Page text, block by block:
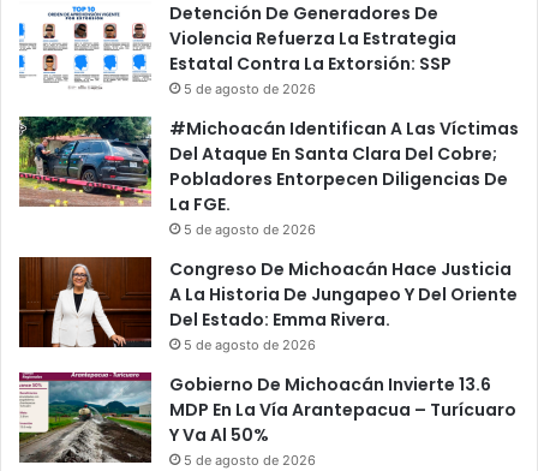
Detención De Generadores De
Violencia Refuerza La Estrategia
Estatal Contra La Extorsión: SSP
5 de agosto de 2026
#Michoacán Identifican A Las Víctimas
Del Ataque En Santa Clara Del Cobre;
Pobladores Entorpecen Diligencias De
La FGE.
5 de agosto de 2026
Congreso De Michoacán Hace Justicia
A La Historia De Jungapeo Y Del Oriente
Del Estado: Emma Rivera.
5 de agosto de 2026
Gobierno De Michoacán Invierte 13.6
MDP En La Vía Arantepacua – Turícuaro
Y Va Al 50%
5 de agosto de 2026